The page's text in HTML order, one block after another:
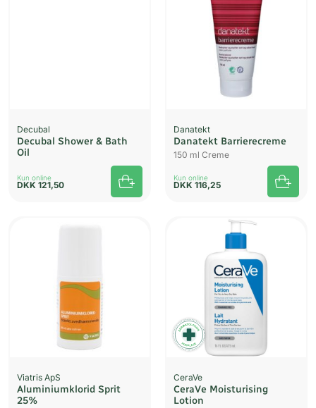
Decubal
Decubal Shower & Bath
Oil
Kun online
DKK 121,50
Danatekt
Danatekt Barrierecreme
150 ml Creme
Kun online
DKK 116,25
Viatris ApS
Aluminiumklorid Sprit
25%
CeraVe
CeraVe Moisturising
Lotion